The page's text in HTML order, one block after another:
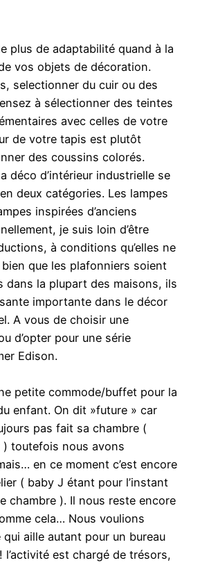
plus de adaptabilité quand à la
vos objets de décoration.
selectionner du cuir ou des
à sélectionner des teintes
avec celles de votre
de votre tapis est plutôt
des coussins colorés.
déco d’intérieur industrielle se
deux catégories. Les lampes
inspirées d’anciens
je suis loin d’être
à conditions qu’elles ne
que les plafonniers soient
dans la plupart des maisons, ils
importante dans le décor
A vous de choisir une
d’opter pour une série
Edison.
petite commode/buffet pour la
enfant. On dit »future » car
pas fait sa chambre (
) toutefois nous avons
en ce moment c’est encore
( baby J étant pour l’instant
chambre ). Il nous reste encore
cela… Nous voulions
aille autant pour un bureau
l’activité est chargé de trésors,